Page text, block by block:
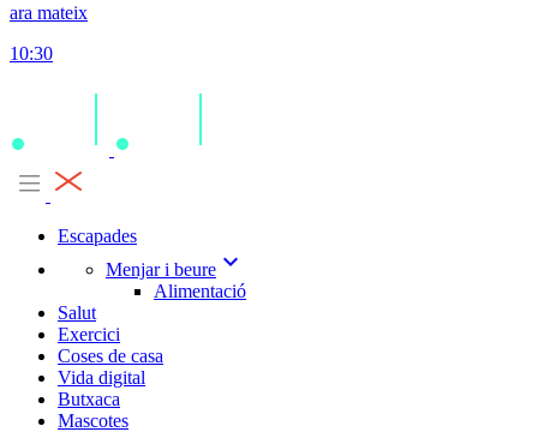
ara mateix
10:30
Escapades
Menjar i beure expand_more
Alimentació
Salut
Exercici
Coses de casa
Vida digital
Butxaca
Mascotes